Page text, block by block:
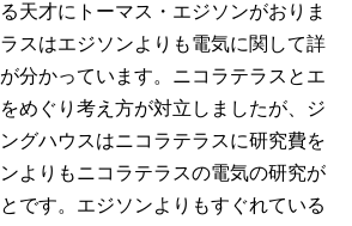
天才にトーマス・エジソンがおりま
スはエジソンよりも電気に関して詳
分かっています。ニコラテラスとエ
めぐり考え方が対立しましたが、ジ
グハウスはニコラテラスに研究費を
よりもニコラテラスの電気の研究が
です。エジソンよりもすぐれている